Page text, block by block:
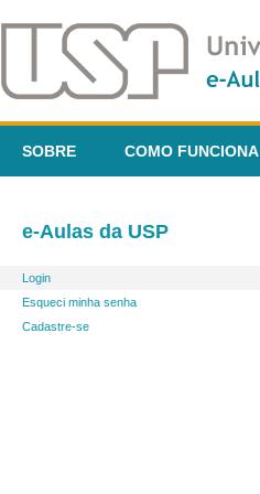
SOBRE COMO FUNCIONA
e-Aulas da USP
Login
Esqueci minha senha
Cadastre-se